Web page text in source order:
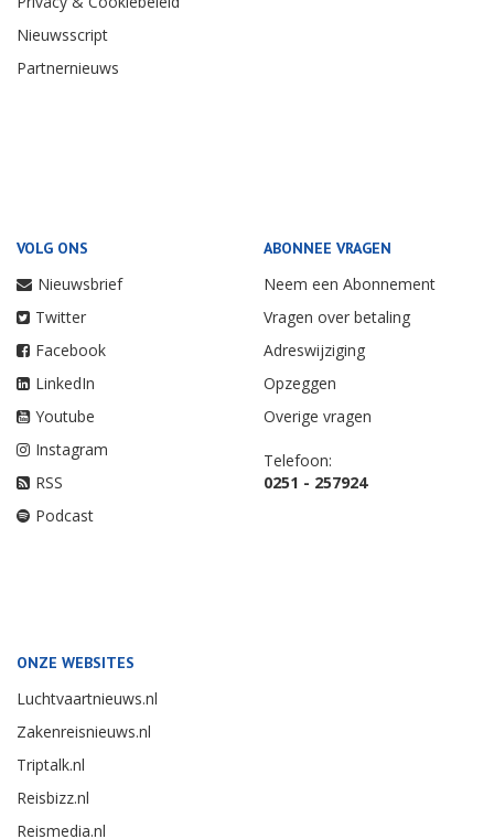
Nieuwsscript
Partnernieuws
VOLG ONS
Nieuwsbrief
Twitter
Facebook
LinkedIn
Youtube
Instagram
RSS
Podcast
ABONNEE VRAGEN
Neem een Abonnement
Vragen over betaling
Adreswijziging
Opzeggen
Overige vragen
Telefoon:
0251 - 257924
ONZE WEBSITES
Luchtvaartnieuws.nl
Zakenreisnieuws.nl
Triptalk.nl
Reisbizz.nl
Reismedia.nl